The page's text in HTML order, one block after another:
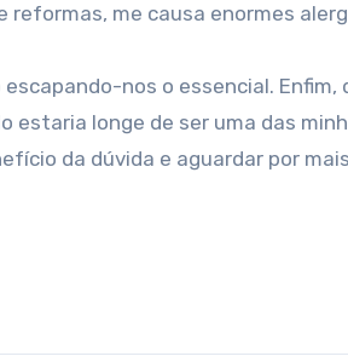
me causa enormes
nos o essencial. Enfim,
estaria longe de ser uma das
da dúvida e aguardar por mais